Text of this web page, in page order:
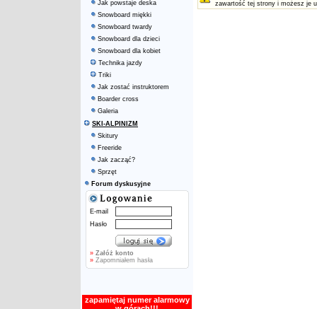
Jak powstaje deska
Snowboard miękki
Snowboard twardy
Snowboard dla dzieci
Snowboard dla kobiet
Technika jazdy
Triki
Jak zostać instruktorem
Boarder cross
Galeria
SKI-ALPINIZM
Skitury
Freeride
Jak zacząć?
Sprzęt
Forum dyskusyjne
E-mail
Hasło
» Załóż konto
»Zapomniałem hasła
zapamiętaj numer alarmowy
zawartość tej strony i możesz je